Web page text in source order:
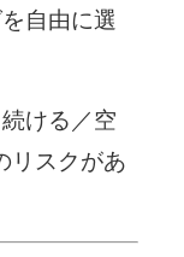
自由に選
ける／空
リスクがあ